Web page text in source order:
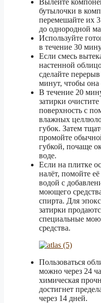
бутылочки в
перемешайте их
до однородной
Используйте
в течение 30
Если смесь
настенной
сделайте
минут, чтобы она
В течение 20
затирки
поверхность с
влажных
губок. Затем
промойте
губкой, почаще
воде.
Если на плитке
налёт, помойте
водой с
моющего
спирта. Для
затирки
специальные
средства.
Пользоваться
можно через 24
химическая
достигнет
через 14 дней.